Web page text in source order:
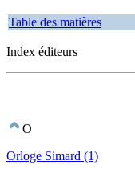
Table des matières
Index éditeurs
O
Orloge Simard (1)